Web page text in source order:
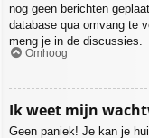
nog geen berichten
database qua omvang te
meng je in de discussies.
Omhoog
Ik weet mijn
Geen paniek! Je kan je